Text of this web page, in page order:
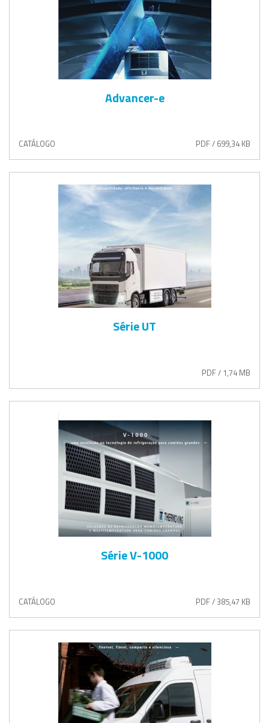
Advancer-e
CATÁLOGO PDF / 699,34 KB
Série UT
PDF / 1,74 MB
Série V-1000
CATÁLOGO PDF / 385,47 KB